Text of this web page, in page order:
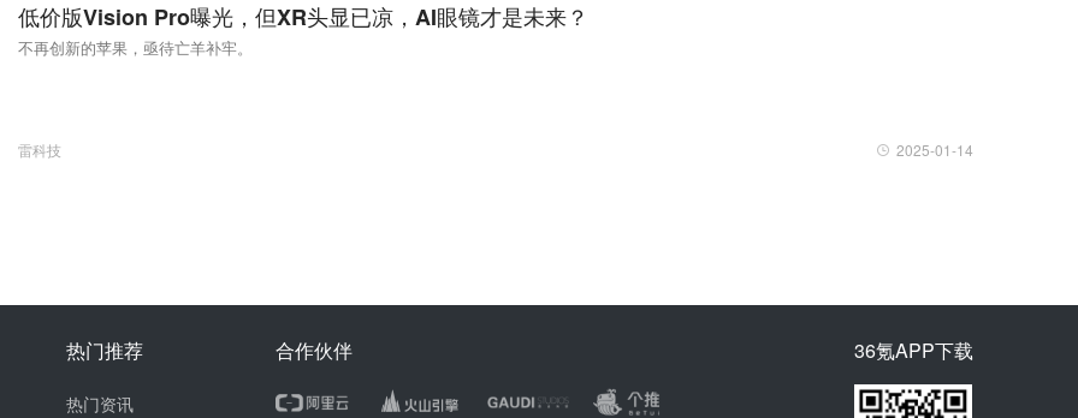
低价版Vision Pro曝光，但XR头显已凉，AI眼镜才是未来？
不再创新的苹果，亟待亡羊补牢。
雷科技 2025-01-14
热门推荐
热门资讯
合作伙伴 36氪APP下载